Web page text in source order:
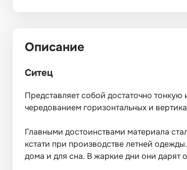
Описание
Ситец
Представляет собой достаточно тонкую
чередованием горизонтальных и
Главными достоинствами материала
кстати при производстве летней
дома и для сна. В жаркие дни они